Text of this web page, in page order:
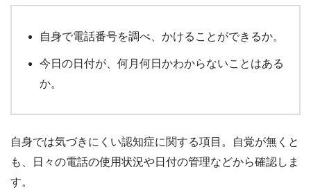
自身で電話番号を調べ、かけることができるか。
今日の日付が、何月何日かわからないことはある
か。
自身では気づきにくい認知症に関する項目。自覚が無くと
も、日々の電話の使用状況や日付の管理などから確認しま
す。